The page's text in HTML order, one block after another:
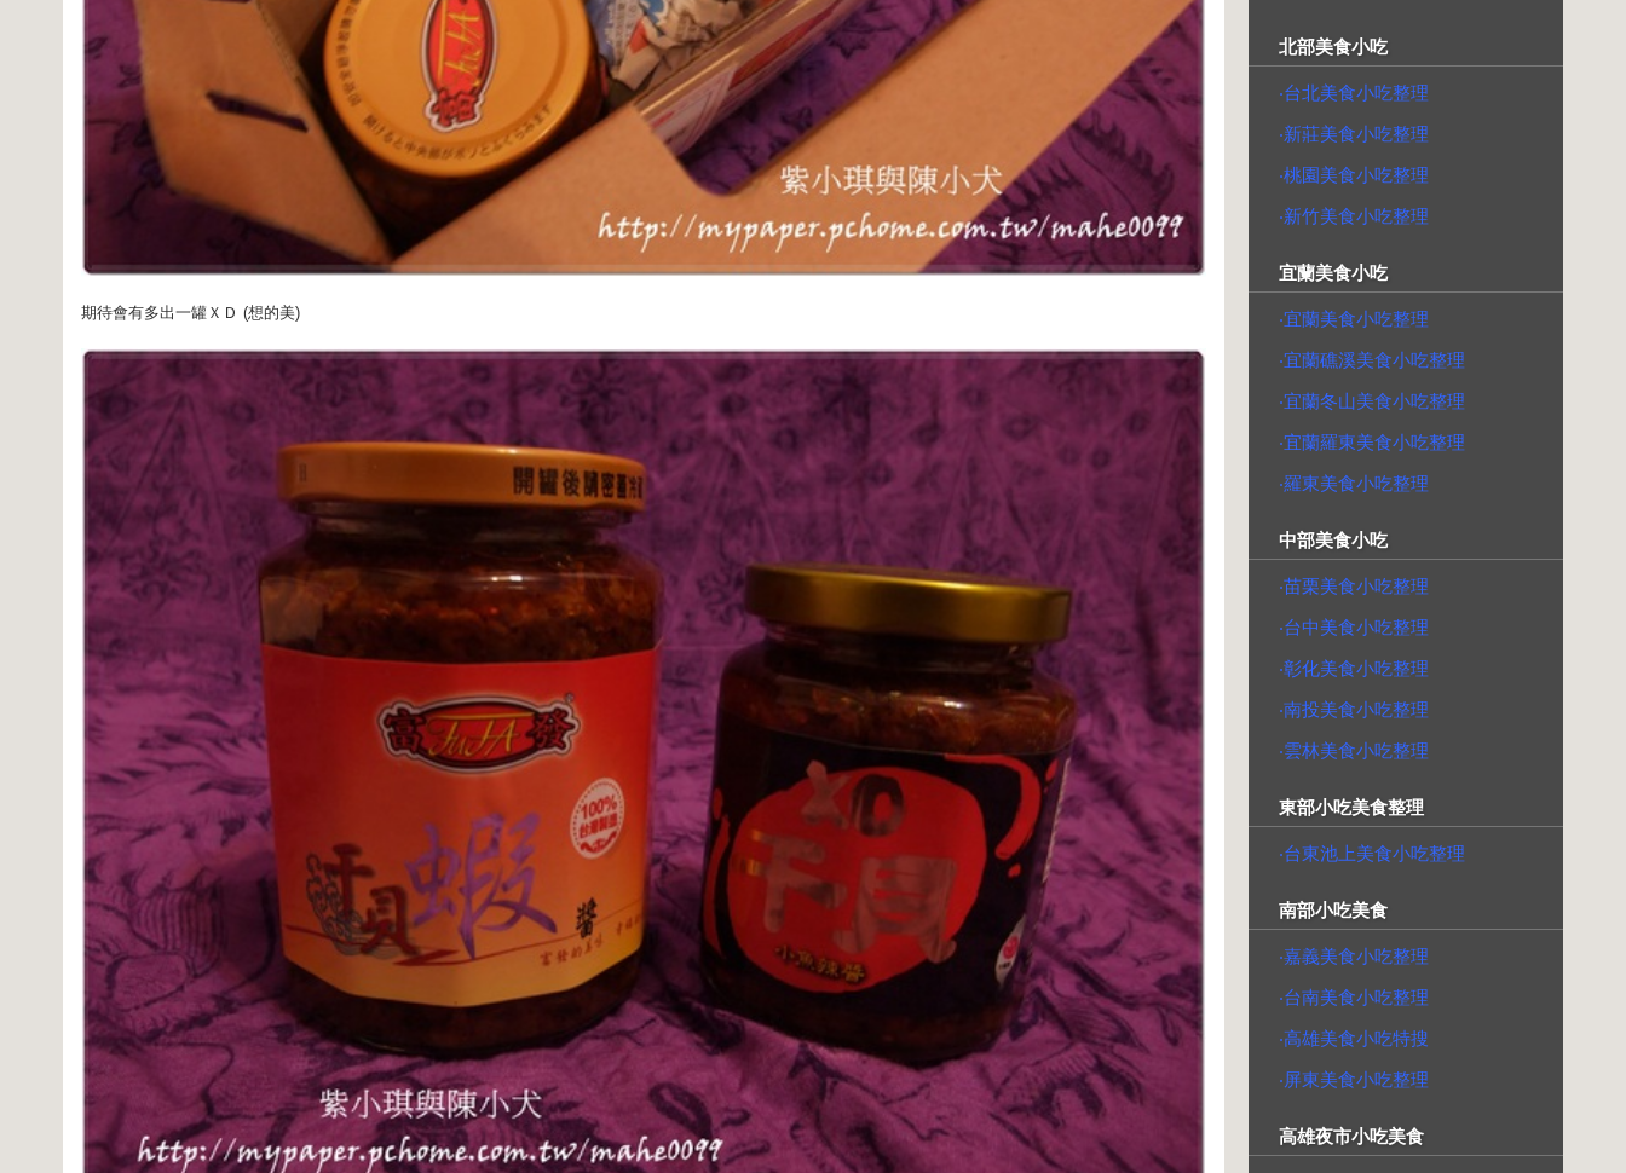
期待會有多出一罐ＸＤ (想的美)
北部美食小吃
‧台北美食小吃整理
‧新莊美食小吃整理
‧桃園美食小吃整理
‧新竹美食小吃整理
宜蘭美食小吃
‧宜蘭美食小吃整理
‧宜蘭礁溪美食小吃整理
‧宜蘭冬山美食小吃整理
‧宜蘭羅東美食小吃整理
‧羅東美食小吃整理
中部美食小吃
‧苗栗美食小吃整理
‧台中美食小吃整理
‧彰化美食小吃整理
‧南投美食小吃整理
‧雲林美食小吃整理
東部小吃美食整理
‧台東池上美食小吃整理
南部小吃美食
‧嘉義美食小吃整理
‧台南美食小吃整理
‧高雄美食小吃特搜
‧屏東美食小吃整理
高雄夜市小吃美食